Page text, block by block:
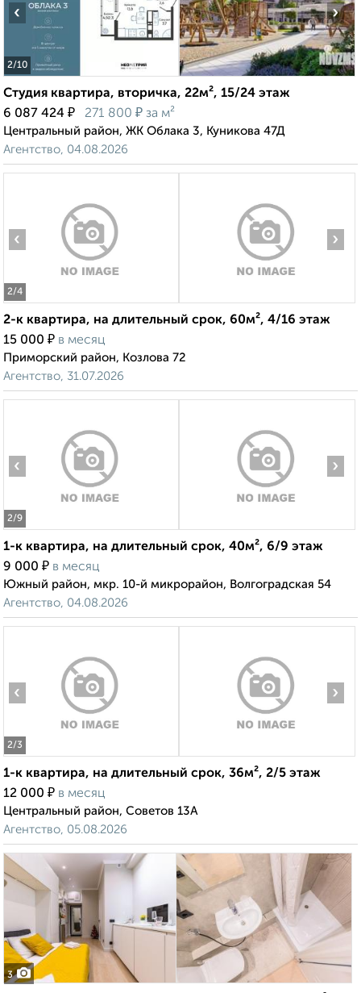
2/10
‹ ›
Студия квартира, вторичка, 22м², 15/24 этаж
6 087 424 ₽ 271 800 ₽ за м²
Центральный район, ЖК Облака 3, Куникова 47Д
Агентство, 04.08.2026
2/4
‹ ›
2-к квартира, на длительный срок, 60м², 4/16 этаж
15 000 ₽ в месяц
Приморский район, Козлова 72
Агентство, 31.07.2026
2/9
‹ ›
1-к квартира, на длительный срок, 40м², 6/9 этаж
9 000 ₽ в месяц
Южный район, мкр. 10-й микрорайон, Волгоградская 54
Агентство, 04.08.2026
2/3
‹ ›
1-к квартира, на длительный срок, 36м², 2/5 этаж
12 000 ₽ в месяц
Центральный район, Советов 13А
Агентство, 05.08.2026
3